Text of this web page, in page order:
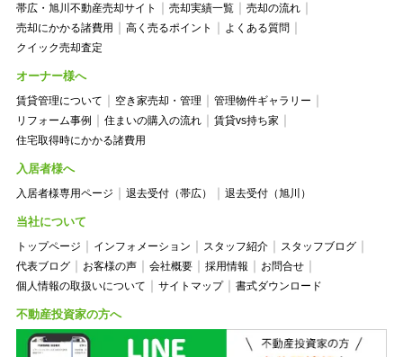
帯広・旭川不動産売却サイト
売却実績一覧
売却の流れ
売却にかかる諸費用
高く売るポイント
よくある質問
クイック売却査定
オーナー様へ
賃貸管理について 空き家売却・管理
管理物件ギャラリー
リフォーム事例
住まいの購入の流れ
賃貸vs持ち家
住宅取得時にかかる諸費用
入居者様へ
入居者様専用ページ 退去受付（帯広） 退去受付（旭川）
当社について
トップページ インフォメーション スタッフ紹介
スタッフブログ
代表ブログ
お客様の声 会社概要 採用情報
お問合せ
個人情報の取扱いについて
サイトマップ 書式ダウンロード
不動産投資家の方へ